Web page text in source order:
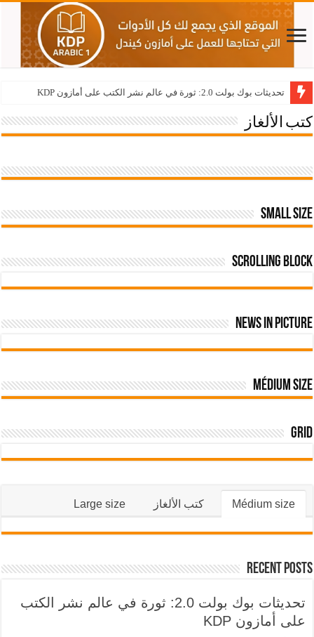
تحديثات بوك بولت 2.0: ثورة في عالم نشر الكتب على أمازون KDP
كتب الألغاز
Small size
Scrolling Block
News In Picture
Médium size
Grid
Médium size كتب الألغاز Large size
Recent Posts
تحديثات بوك بولت 2.0: ثورة في عالم نشر الكتب
على أمازون KDP